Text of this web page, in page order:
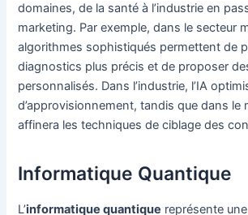
domaines, de la santé à l’industrie en
marketing. Par exemple, dans le secteur
algorithmes sophistiqués permettent de
diagnostics plus précis et de proposer
personnalisés. Dans l’industrie, l’IA
d’approvisionnement, tandis que dans le
affinera les techniques de ciblage des
Informatique Quantique
L’informatique quantique représente